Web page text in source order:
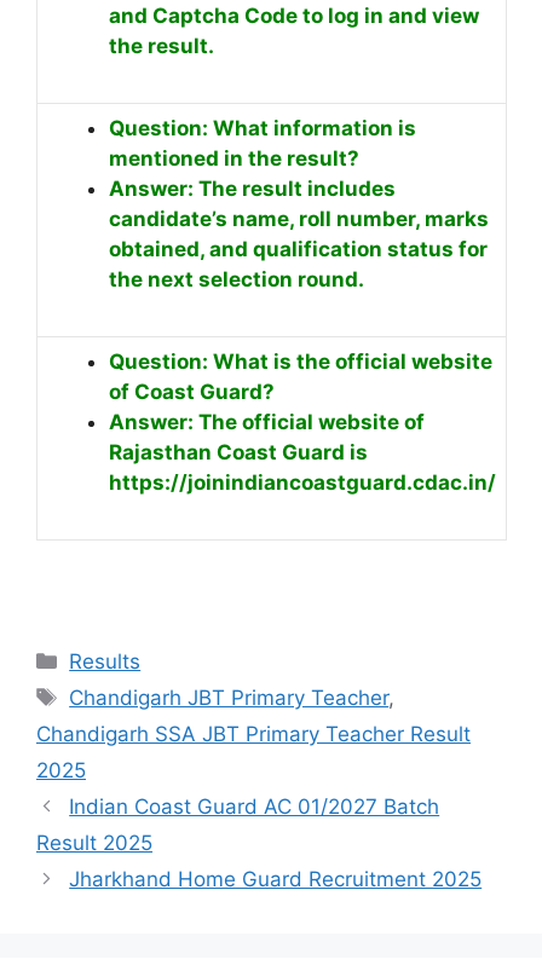
and Captcha Code to log in and view
the result.
Question: What information is
mentioned in the result?
Answer: The result includes
candidate’s name, roll number, marks
obtained, and qualification status for
the next selection round.
Question: What is the official website
of Coast Guard?
Answer: The official website of
Rajasthan Coast Guard is
https://joinindiancoastguard.cdac.in/
Results
Chandigarh JBT Primary Teacher,
Chandigarh SSA JBT Primary Teacher Result
2025
Indian Coast Guard AC 01/2027 Batch
Result 2025
Jharkhand Home Guard Recruitment 2025